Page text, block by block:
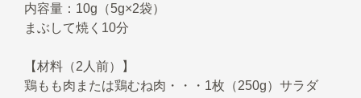
内容量：10g（5g×2袋）
まぶして焼く10分
【材料（2人前）】
鶏もも肉または鶏むね肉・・・1枚（250g）サラダ